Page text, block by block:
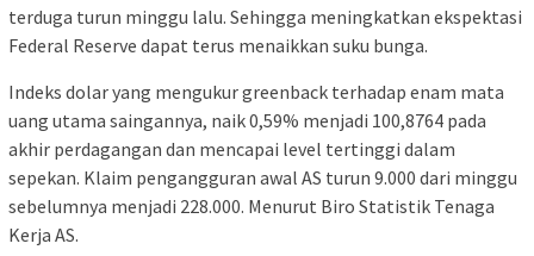
terduga turun minggu lalu. Sehingga meningkatkan ekspektasi
Federal Reserve dapat terus menaikkan suku bunga.
Indeks dolar yang mengukur greenback terhadap enam mata
uang utama saingannya, naik 0,59% menjadi 100,8764 pada
akhir perdagangan dan mencapai level tertinggi dalam
sepekan. Klaim pengangguran awal AS turun 9.000 dari minggu
sebelumnya menjadi 228.000. Menurut Biro Statistik Tenaga
Kerja AS.